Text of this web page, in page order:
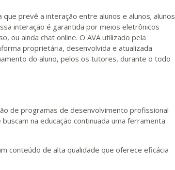
Matricular
Visualizar
ELETRÔNICO
R$ 2.240,16
Matricular
prevê a interação entre alunos e alunos; alunos
interação é garantida por meios eletrônicos
ou ainda chat online. O AVA utilizado pela
proprietária, desenvolvida e atualizada
do aluno, pelos os tutores, durante o todo
de programas de desenvolvimento profissional
na educação continuada uma ferramenta
conteúdo de alta qualidade que oferece eficácia